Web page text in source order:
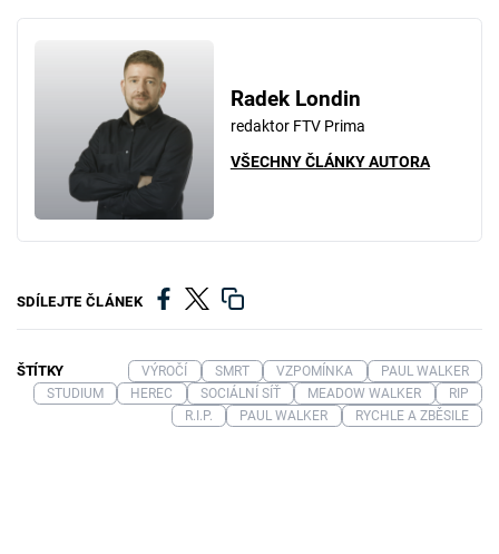
Radek Londin
redaktor FTV Prima
VŠECHNY ČLÁNKY AUTORA
SDÍLEJTE ČLÁNEK
ŠTÍTKY VÝROČÍ SMRT VZPOMÍNKA
PAUL WALKER
STUDIUM
HEREC SOCIÁLNÍ SÍŤ MEADOW WALKER
RIP
R.I.P.
PAUL WALKER RYCHLE A ZBĚSILE